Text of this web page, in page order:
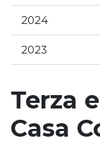
2024
2023
Terza
Casa